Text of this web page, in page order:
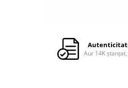
Aur 14K